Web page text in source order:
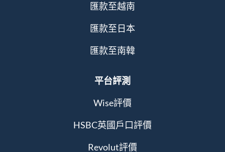
匯款至越南
匯款至日本
匯款至南韓
平台評測
Wise評價
HSBC英國戶口評價
Revolut評價